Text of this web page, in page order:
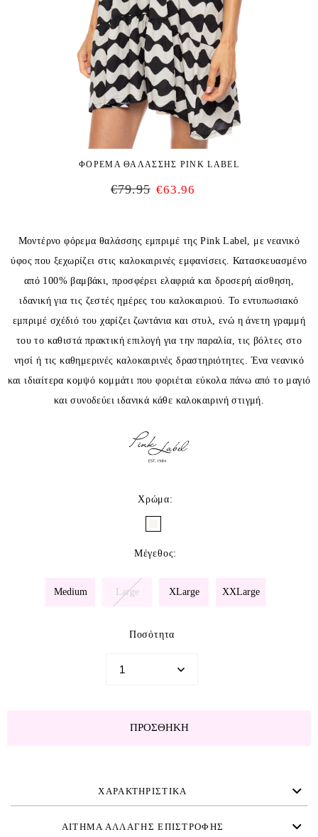
ΦΟΡΕΜΑ ΘΑΛΑΣΣΗΣ PINK LABEL
€79.95 €63.96
Μοντέρνο φόρεμα θαλάσσης εμπριμέ της Pink Label, με νεανικό
ύφος που ξεχωρίζει στις καλοκαιρινές εμφανίσεις. Κατασκευασμένο
από 100% βαμβάκι, προσφέρει ελαφριά και δροσερή αίσθηση,
ιδανική για τις ζεστές ημέρες του καλοκαιριού. Το εντυπωσιακό
εμπριμέ σχέδιό του χαρίζει ζωντάνια και στυλ, ενώ η άνετη γραμμή
του το καθιστά πρακτική επιλογή για την παραλία, τις βόλτες στο
νησί ή τις καθημερινές καλοκαιρινές δραστηριότητες. Ένα νεανικό
και ιδιαίτερα κομψό κομμάτι που φοριέται εύκολα πάνω από το μαγιό
και συνοδεύει ιδανικά κάθε καλοκαιρινή στιγμή.
Χρώμα:
Μέγεθος:
Medium Large XLarge XXLarge
Ποσότητα
ΠΡΟΣΘΉΚΗ
ΧΑΡΑΚΤΗΡΙΣΤΙΚΑ
ΑΙΤΗΜΑ ΑΛΛΑΓΗΣ ΕΠΙΣΤΡΟΦΗΣ